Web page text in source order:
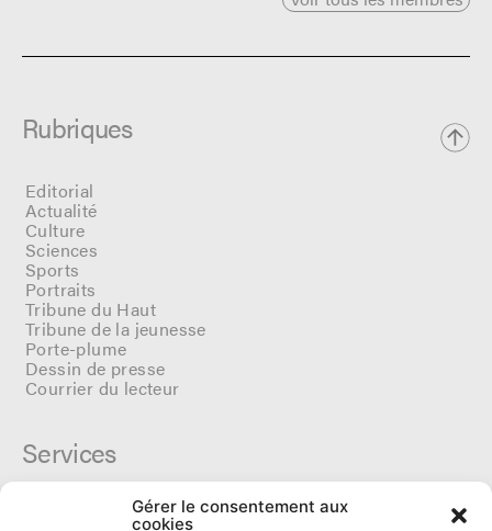
Gérer le consentement aux
cookies
Rubriques
Editorial
Actualité
Culture
Sciences
Sports
Portraits
Tribune du Haut
Tribune de la jeunesse
Porte-plume
Dessin de presse
Courrier du lecteur
Services